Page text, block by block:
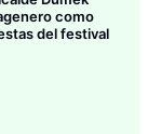
como
del festival